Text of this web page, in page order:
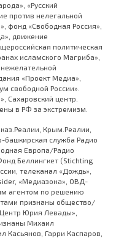
«Русский
против нелегальной
фонд «Свободная Россия»,
движение
политическая
исламского Магриба»,
«Проект Медиа»,
свободной России».
Сахаровский центр.
в РФ за экстремизм.
Крым.Реалии,
служба Радио
Европа/Радио
Беллингкет (Stichting
телеканал «Дождь»,
«Медиазона», ОВД-
агентом по решению
признаны общество/
Юрия Левады»,
Михаил
Касьянов, Гарри Каспаров,